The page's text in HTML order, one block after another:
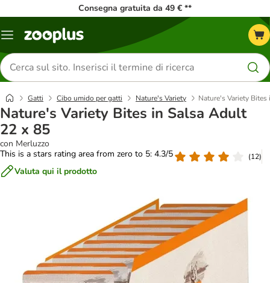
Consegna gratuita da 49 € **
Overview
Cerca
prodotti
Gatti Cibo umido per gatti Nature's Variety Nature's Variety
Nature's Variety Bites in Salsa Adult
22 x 85
con Merluzzo
This is a stars rating area from zero to 5: 4.3/5
(12)
Valuta qui il prodotto